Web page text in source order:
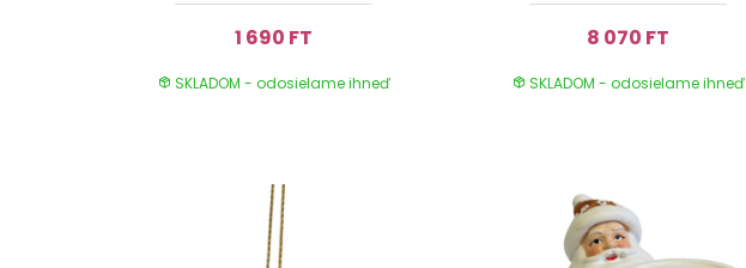
1 690 FT
SKLADOM - odosielame ihneď
8 070 FT
SKLADOM - odosielame ihneď